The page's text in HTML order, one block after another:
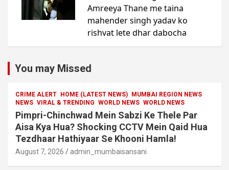
You may Missed
CRIME ALERT HOME (LATEST NEWS) MUMBAI REGION NEWS
NEWS VIRAL & TRENDING WORLD NEWS WORLD NEWS
Pimpri-Chinchwad Mein Sabzi Ke Thele Par
Aisa Kya Hua? Shocking CCTV Mein Qaid Hua
Tezdhaar Hathiyaar Se Khooni Hamla!
August 7, 2026 admin_mumbaisansani